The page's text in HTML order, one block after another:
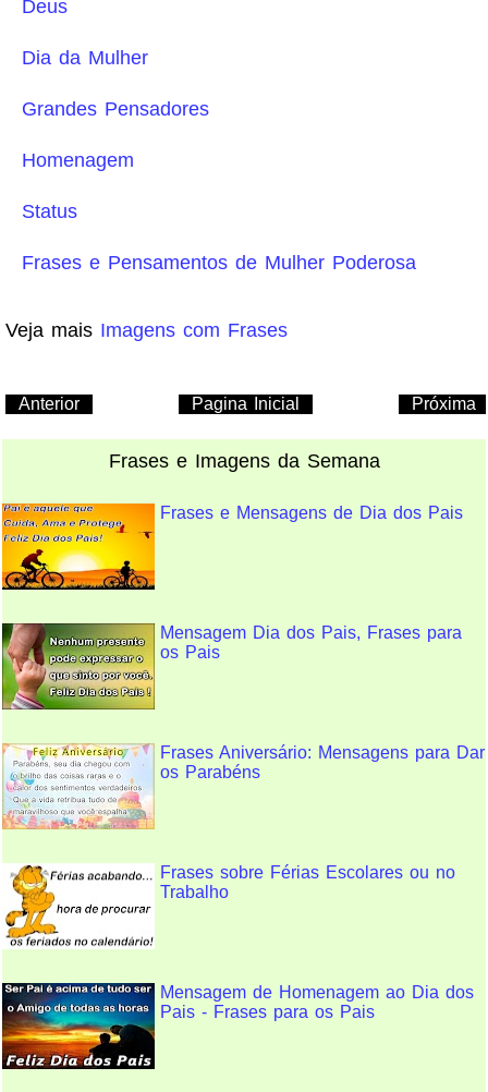
Deus
Dia da Mulher
Grandes Pensadores
Homenagem
Status
Frases e Pensamentos de Mulher Poderosa
Veja mais Imagens com Frases
Anterior Próxima
Pagina Inicial
Frases e Imagens da Semana
Frases e Mensagens de Dia dos Pais
Mensagem Dia dos Pais, Frases para
os Pais
Frases Aniversário: Mensagens para Dar
os Parabéns
Frases sobre Férias Escolares ou no
Trabalho
Mensagem de Homenagem ao Dia dos
Pais - Frases para os Pais